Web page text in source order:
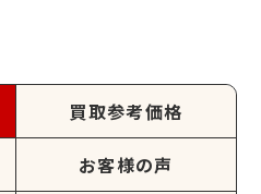
買取参考価格
お客様の声